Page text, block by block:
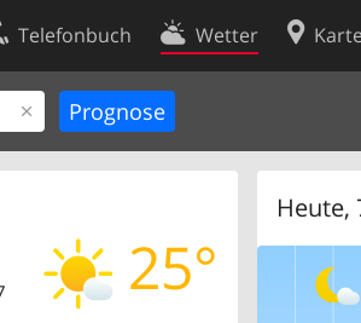
Telefonbuch Wetter
25°
Heute,
Kontakt
Nutzungsbedingungen